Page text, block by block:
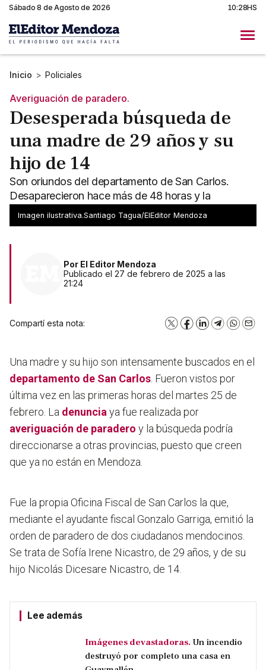
Sábado 8 de Agosto de 2026 10:28HS
Inicio > Policiales
Averiguación de paradero.
Desesperada búsqueda de
una madre de 29 años y su
hijo de 14
Son oriundos del departamento de San Carlos.
Desaparecieron hace más de 48 horas y la
búsqueda se extiende a otras provincias.
Imagen ilustrativa.Santiago Tagua/ElEditor Mendoza
Por El Editor Mendoza
Publicado el 27 de febrero de 2025 a las
21:24
Compartí esta nota: X Facebook
LinkedInTelegram
Una madre y su hijo son intensamente buscados en el
departamento de San Carlos . Fueron vistos por
última vez en las primeras horas del martes 25 de
febrero. La denuncia ya fue realizada por
averiguación de paradero y la búsqueda podría
direccionarse a otras provincias, puesto que creen
que ya no están en Mendoza.
Fue la propia Oficina Fiscal de San Carlos la que,
mediante el ayudante fiscal Gonzalo Garriga, emitió la
orden de paradero de dos ciudadanos mendocinos.
Se trata de Sofía Irene Nicastro, de 29 años, y de su
hijo Nicolás Dicesare Nicastro, de 14.
Lee además
Imágenes devastadoras. Un incendio
destruyó por completo una casa en